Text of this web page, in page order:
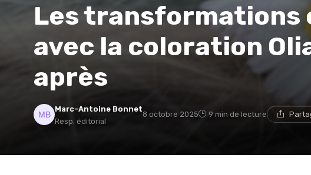
Les transformations
avec la coloration
après
Marc-Antoine Bonnet
Resp. éditorial
8 octobre 2025 9 min de lecture